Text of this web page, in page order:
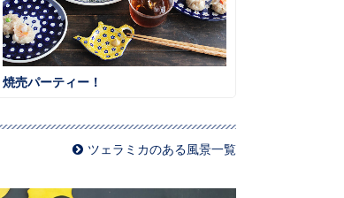
焼売パーティー！
ツェラミカのある風景一覧